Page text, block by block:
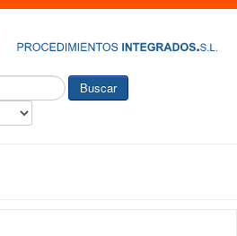
Buscar